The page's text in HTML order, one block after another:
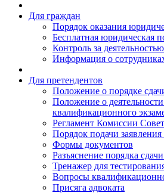
Для граждан
Порядок оказания
Бесплатная юридическая
Контроль за
Информация о
Для претендентов
Положение о порядке
Положение о
квалификационного
Регламент Комиссии
Порядок подачи заявления
Формы документов
Разъяснение порядка
Тренажер для
Вопросы
Присяга адвоката